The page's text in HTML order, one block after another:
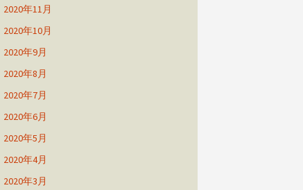
2020年11月
2020年10月
2020年9月
2020年8月
2020年7月
2020年6月
2020年5月
2020年4月
2020年3月